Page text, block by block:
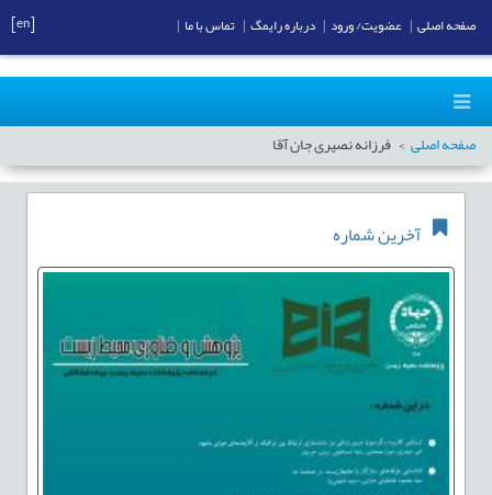
صفحه اصلی فرزانه نصیری جان آقا
آخرین شماره
صفحه اصلی عضویت/ ورود درباره رایمگ تماس با ما